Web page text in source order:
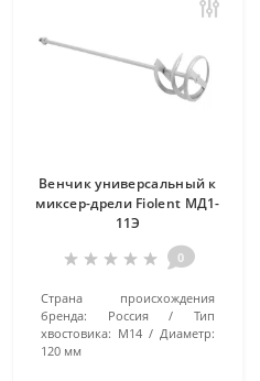
Венчик универсальный к
миксер-дрели Fiolent МД1-
11Э
0
Страна происхождения
бренда:
Россия
Тип
хвостовика: M14
Диаметр:
120 мм